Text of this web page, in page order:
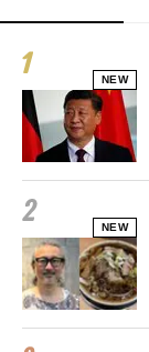
NEW
NEW